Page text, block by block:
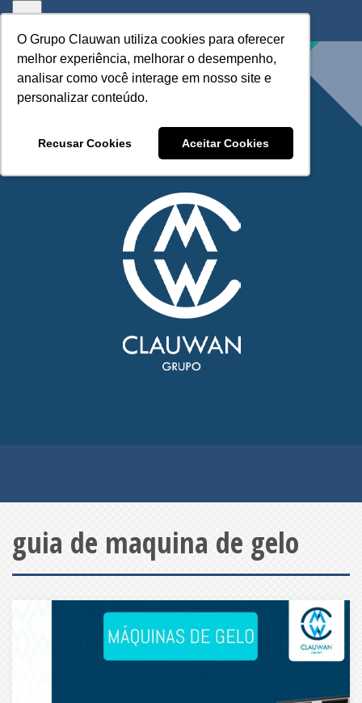
O Grupo Clauwan utiliza cookies para oferecer
melhor experiência, melhorar o desempenho,
analisar como você interage em nosso site e
personalizar conteúdo.
Recusar Cookies Aceitar Cookies
O Grupo Clauwan utiliza cookies para oferecer
melhor experiência, melhorar o desempenho,
analisar como você interage em nosso site e
personalizar conteúdo.
Recusar Cookies Aceitar Cookies
Skip
content
guia de maquina de gelo